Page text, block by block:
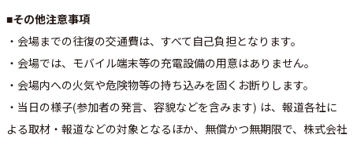
■その他注意事項
・会場までの往復の交通費は、すべて自己負担となります。
・会場では、モバイル端末等の充電設備の用意はありません。
・会場内への火気や危険物等の持ち込みを固くお断りします。
・当日の様子(参加者の発言、容貌などを含みます) は、報道各社に
よる取材・報道などの対象となるほか、無償かつ無期限で、株式会社